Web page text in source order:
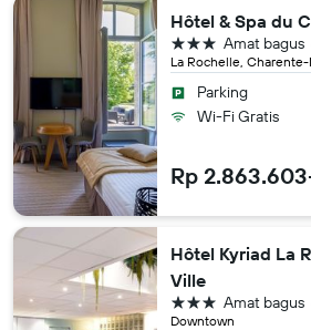
Hôtel & Spa du
La Rochelle,
Amat bagus
bintang 3
Parking
Wi-Fi Gratis
Rp
Hôtel Kyriad La
Ville
Downtown
Amat bagus
bintang 3